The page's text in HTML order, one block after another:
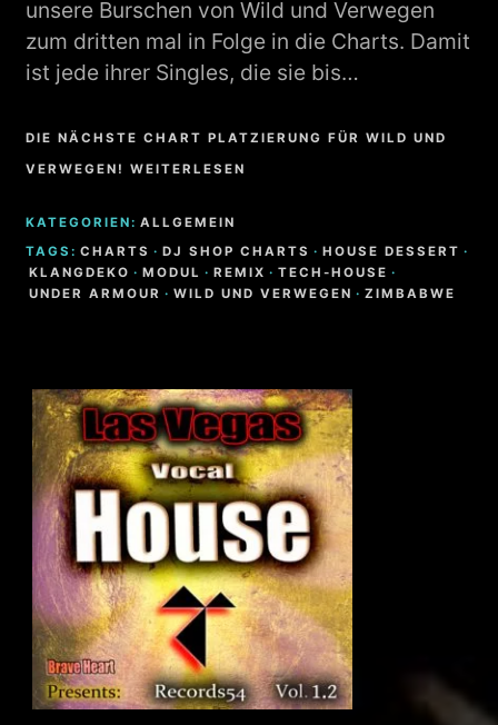
unsere Burschen von Wild und Verwegen
zum dritten mal in Folge in die Charts. Damit
ist jede ihrer Singles, die sie bis…
DIE NÄCHSTE CHART PLATZIERUNG FÜR WILD UND
VERWEGEN! WEITERLESEN
KATEGORIEN: ALLGEMEIN
TAGS: CHARTS · DJ SHOP CHARTS · HOUSE DESSERT ·
KLANGDEKO · MODUL · REMIX · TECH-HOUSE ·
UNDER ARMOUR · WILD UND VERWEGEN · ZIMBABWE